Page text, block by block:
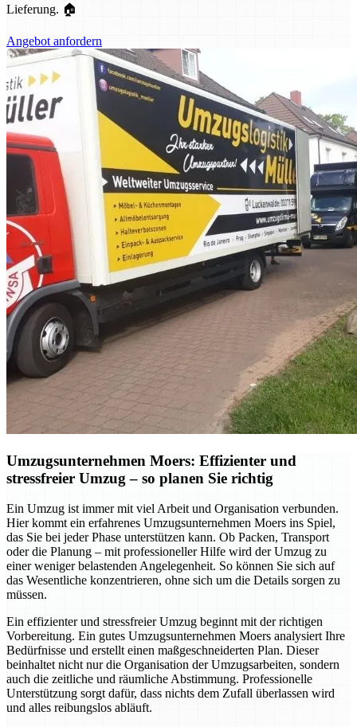
Lieferung. 🏠
Angebot anfordern
Umzugsunternehmen Moers: Effizienter und
stressfreier Umzug – so planen Sie richtig
Ein Umzug ist immer mit viel Arbeit und Organisation verbunden.
Hier kommt ein erfahrenes Umzugsunternehmen Moers ins Spiel,
das Sie bei jeder Phase unterstützen kann. Ob Packen, Transport
oder die Planung – mit professioneller Hilfe wird der Umzug zu
einer weniger belastenden Angelegenheit. So können Sie sich auf
das Wesentliche konzentrieren, ohne sich um die Details sorgen zu
müssen.
Ein effizienter und stressfreier Umzug beginnt mit der richtigen
Vorbereitung. Ein gutes Umzugsunternehmen Moers analysiert Ihre
Bedürfnisse und erstellt einen maßgeschneiderten Plan. Dieser
beinhaltet nicht nur die Organisation der Umzugsarbeiten, sondern
auch die zeitliche und räumliche Abstimmung. Professionelle
Unterstützung sorgt dafür, dass nichts dem Zufall überlassen wird
und alles reibungslos abläuft.